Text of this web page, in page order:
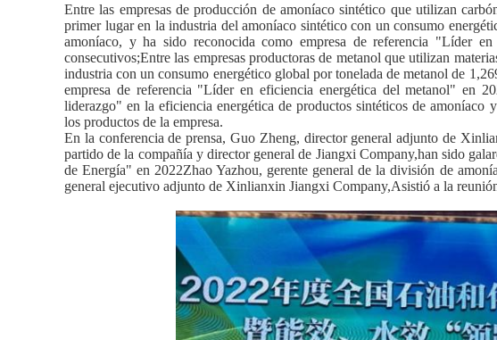
Entre las empresas de producción de amoníaco sintético que utilizan
primer lugar en la industria del amoníaco sintético con un consumo
amoníaco, y ha sido reconocida como empresa de referencia "Líder
consecutivos;Entre las empresas productoras de metanol que utilizan
industria con un consumo energético global por tonelada de metanol de
empresa de referencia "Líder en eficiencia energética del metanol" en
liderazgo" en la eficiencia energética de productos sintéticos de
los productos de la empresa.
En la conferencia de prensa, Guo Zheng, director general adjunto de
partido de la compañía y director general de Jiangxi Company,han sido
de Energía" en 2022Zhao Yazhou, gerente general de la división de
general ejecutivo adjunto de Xinlianxin Jiangxi Company,Asistió a la